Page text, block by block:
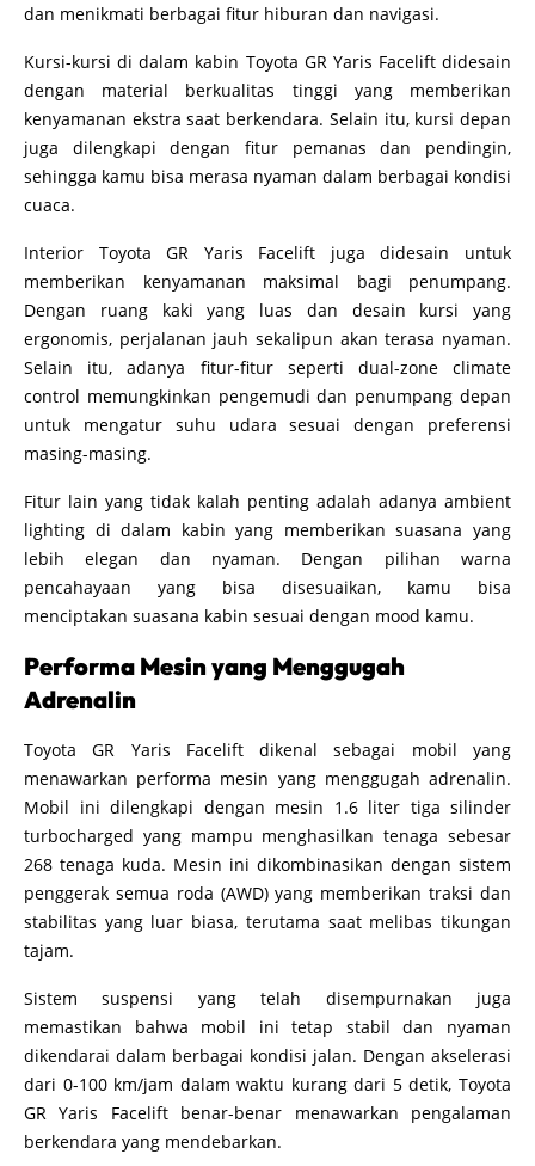
dan menikmati berbagai fitur hiburan dan navigasi.
Kursi-kursi di dalam kabin Toyota GR Yaris Facelift didesain
dengan material berkualitas tinggi yang memberikan
kenyamanan ekstra saat berkendara. Selain itu, kursi depan
juga dilengkapi dengan fitur pemanas dan pendingin,
sehingga kamu bisa merasa nyaman dalam berbagai kondisi
cuaca.
Interior Toyota GR Yaris Facelift juga didesain untuk
memberikan kenyamanan maksimal bagi penumpang.
Dengan ruang kaki yang luas dan desain kursi yang
ergonomis, perjalanan jauh sekalipun akan terasa nyaman.
Selain itu, adanya fitur-fitur seperti dual-zone climate
control memungkinkan pengemudi dan penumpang depan
untuk mengatur suhu udara sesuai dengan preferensi
masing-masing.
Fitur lain yang tidak kalah penting adalah adanya ambient
lighting di dalam kabin yang memberikan suasana yang
lebih elegan dan nyaman. Dengan pilihan warna
pencahayaan yang bisa disesuaikan, kamu bisa
menciptakan suasana kabin sesuai dengan mood kamu.
Performa Mesin yang Menggugah
Adrenalin
Toyota GR Yaris Facelift dikenal sebagai mobil yang
menawarkan performa mesin yang menggugah adrenalin.
Mobil ini dilengkapi dengan mesin 1.6 liter tiga silinder
turbocharged yang mampu menghasilkan tenaga sebesar
268 tenaga kuda. Mesin ini dikombinasikan dengan sistem
penggerak semua roda (AWD) yang memberikan traksi dan
stabilitas yang luar biasa, terutama saat melibas tikungan
tajam.
Sistem suspensi yang telah disempurnakan juga
memastikan bahwa mobil ini tetap stabil dan nyaman
dikendarai dalam berbagai kondisi jalan. Dengan akselerasi
dari 0-100 km/jam dalam waktu kurang dari 5 detik, Toyota
GR Yaris Facelift benar-benar menawarkan pengalaman
berkendara yang mendebarkan.